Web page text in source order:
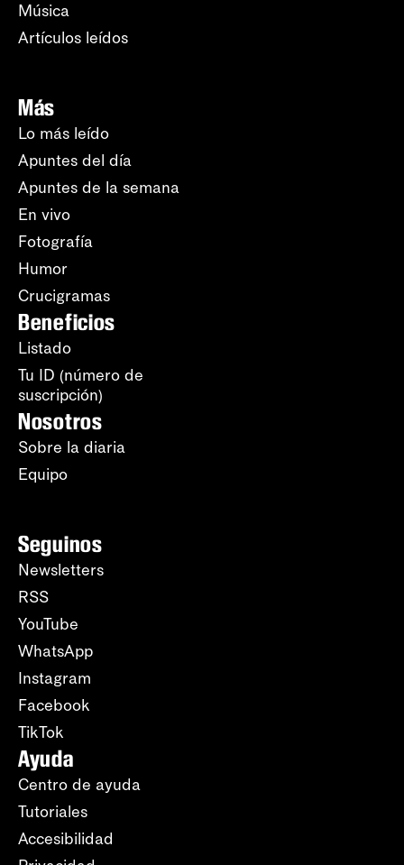
Música
Artículos leídos
Más
Lo más leído
Apuntes del día
Apuntes de la semana
En vivo
Fotografía
Humor
Crucigramas
Beneficios
Listado
Tu ID (número de
suscripción)
Nosotros
Sobre la diaria
Equipo
Seguinos
Newsletters
RSS
YouTube
WhatsApp
Instagram
Facebook
TikTok
Ayuda
Centro de ayuda
Tutoriales
Accesibilidad